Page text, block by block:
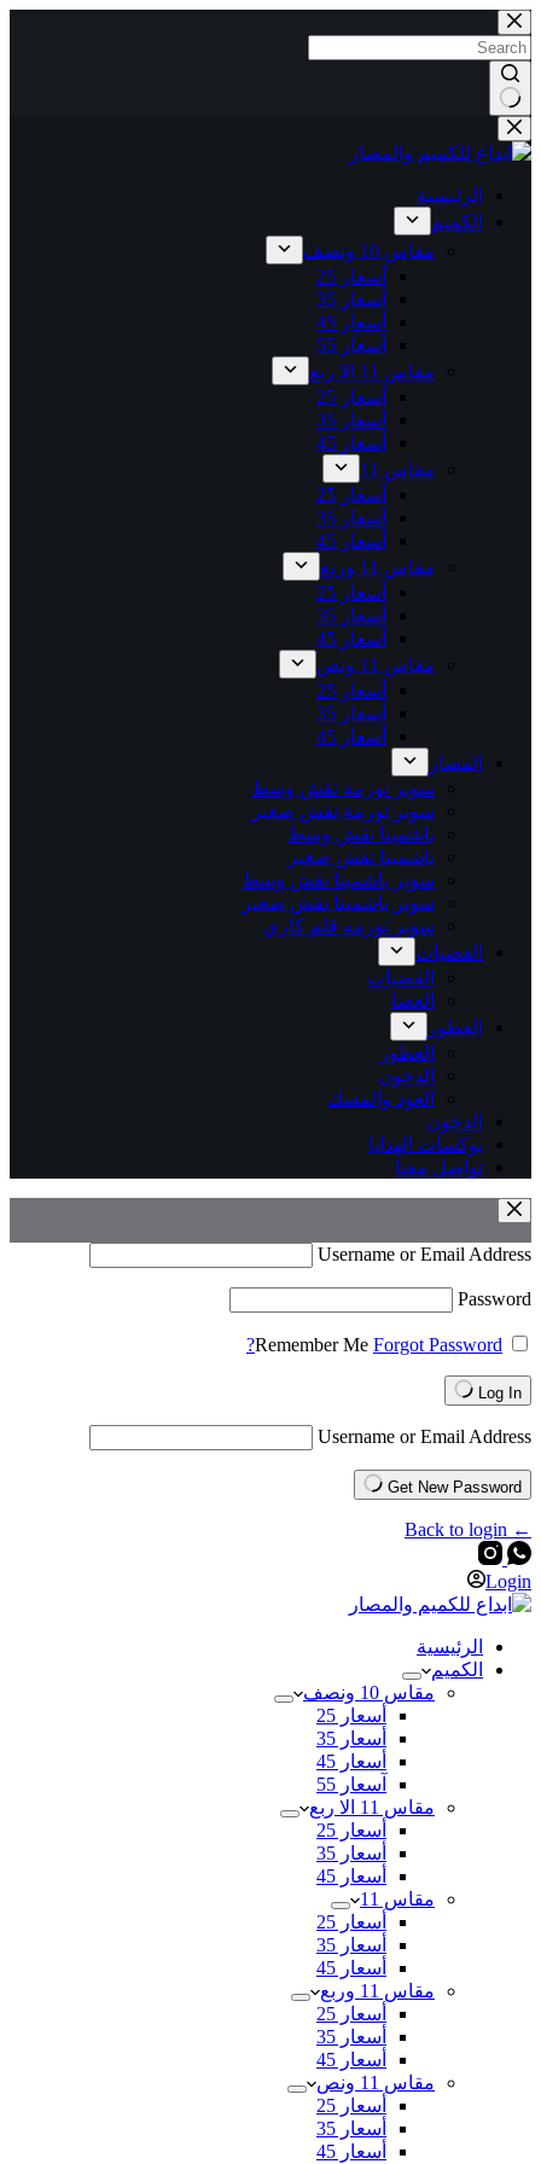
التجاوز
إلى
المحتوى
توجد
الرئيسية
الكميم
مقاس 10 ونصف
أسعار 25
أسعار 35
أسعار 45
آسعار 55
مقاس 11 الا ربع
أسعار 25
أسعار 35
أسعار 45
مقاس 11
أسعار 25
أسعار 35
أسعار 45
مقاس 11 وربع
أسعار 25
أسعار 35
أسعار 45
مقاس 11 ونص
أسعار 25
أسعار 35
أسعار 45
المصار
سوبر تورمة نقش وسط
سوبر تورمة نقش صغير
باشمينا نقش وسط
باشمينا نقش صغير
سوبر باشمينا نقش وسط
سوبر باشمينا نقش صغير
سوبر تورمه قلم كاري
الفضيات
الفضيات
العصا
العطور
العطور
الدخون
العود والمسك
الدخون
بوكسات الهدايا
تواصل معنا
Username or Email Address
Password
Remember Me Forgot Password?
Log In
Username or Email Address
Get New Password
← Back to login
Login
الرئيسية
الكميم
مقاس 10 ونصف
أسعار 25
أسعار 35
أسعار 45
آسعار 55
مقاس 11 الا ربع
أسعار 25
أسعار 35
أسعار 45
مقاس 11
أسعار 25
أسعار 35
أسعار 45
مقاس 11 وربع
أسعار 25
أسعار 35
أسعار 45
مقاس 11 ونص
أسعار 25
أسعار 35
أسعار 45